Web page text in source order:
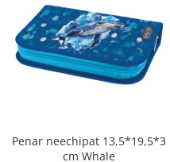
Penar neechipat 13,5*19,5*3
cm Whale